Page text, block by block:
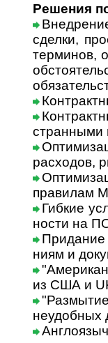
Решения
сделки,
терминов,
стран­ны­ми
расходов,
правилам
Гибкие
нос­ти на
ни­ям и
из США и
неудобных